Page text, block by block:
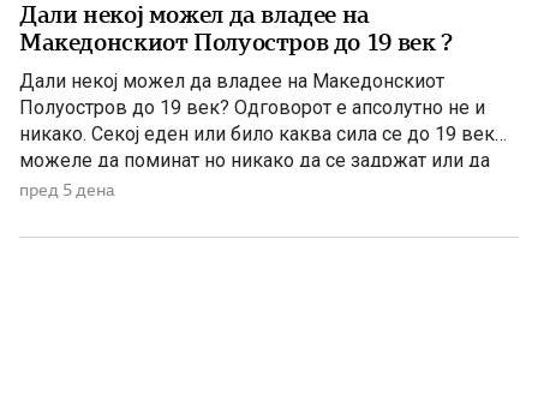
Дали некој можел да владее на
Македонскиот Полуостров до 19 век ?
Дали некој можел да владее на Македонскиот
Полуостров до 19 век? Одговорот е апсолутно не и
никако. Секој еден или било каква сила се до 19 век
можеле да поминат но никако да се задржат или да
управуваат поради неколку причини – планинската
климата и непознавање на населени места се […]
пред 5 дена